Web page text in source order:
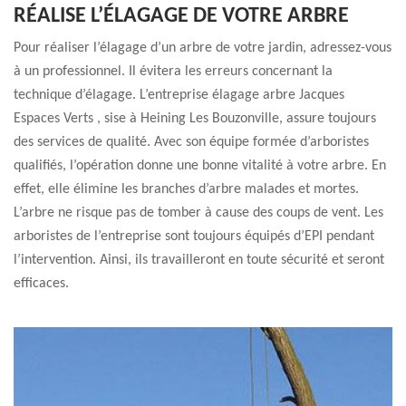
RÉALISE L’ÉLAGAGE DE VOTRE ARBRE
Pour réaliser l’élagage d’un arbre de votre jardin, adressez-vous
à un professionnel. Il évitera les erreurs concernant la
technique d’élagage. L’entreprise élagage arbre Jacques
Espaces Verts , sise à Heining Les Bouzonville, assure toujours
des services de qualité. Avec son équipe formée d’arboristes
qualifiés, l’opération donne une bonne vitalité à votre arbre. En
effet, elle élimine les branches d’arbre malades et mortes.
L’arbre ne risque pas de tomber à cause des coups de vent. Les
arboristes de l’entreprise sont toujours équipés d’EPI pendant
l’intervention. Ainsi, ils travailleront en toute sécurité et seront
efficaces.